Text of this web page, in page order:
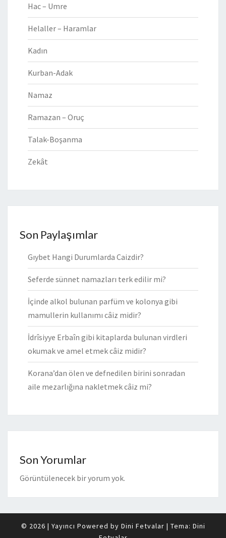
Hac – Umre
Helaller – Haramlar
Kadın
Kurban-Adak
Namaz
Ramazan – Oruç
Talak-Boşanma
Zekât
Son Paylaşımlar
Gıybet Hangi Durumlarda Caizdir?
Seferde sünnet namazları terk edilir mi?
İçinde alkol bulunan parfüm ve kolonya gibi
mamullerin kullanımı câiz midir?
İdrîsiyye Erbaîn gibi kitaplarda bulunan virdleri
okumak ve amel etmek câiz midir?
Korana’dan ölen ve defnedilen birini sonradan
aile mezarlığına nakletmek câiz mi?
Son Yorumlar
Görüntülenecek bir yorum yok.
© 2026 | Yayıncı Powered by Dini Fetvalar | Tema: Dini